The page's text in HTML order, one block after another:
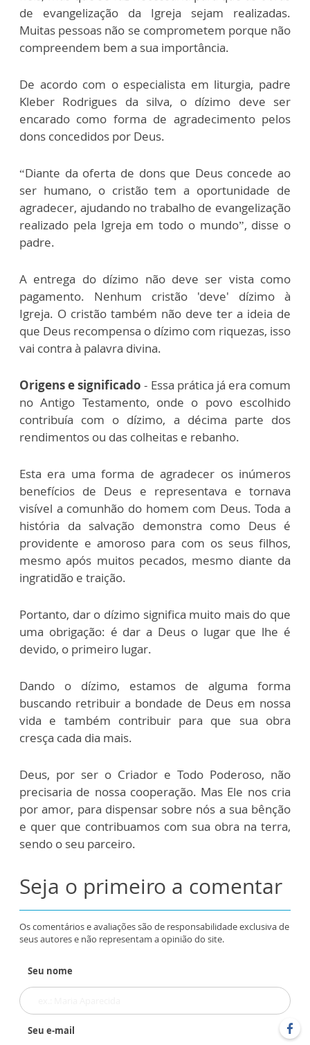
de evangelização da Igreja sejam realizadas.
Muitas pessoas não se comprometem porque não
compreendem bem a sua importância.
De acordo com o especialista em liturgia, padre
Kleber Rodrigues da silva, o dízimo deve ser
encarado como forma de agradecimento pelos
dons concedidos por Deus.
“Diante da oferta de dons que Deus concede ao
ser humano, o cristão tem a oportunidade de
agradecer, ajudando no trabalho de evangelização
realizado pela Igreja em todo o mundo”, disse o
padre.
A entrega do dízimo não deve ser vista como
pagamento. Nenhum cristão 'deve' dízimo à
Igreja. O cristão também não deve ter a ideia de
que Deus recompensa o dízimo com riquezas, isso
vai contra à palavra divina.
Origens e significado - Essa prática já era comum
no Antigo Testamento, onde o povo escolhido
contribuía com o dízimo, a décima parte dos
rendimentos ou das colheitas e rebanho.
Esta era uma forma de agradecer os inúmeros
benefícios de Deus e representava e tornava
visível a comunhão do homem com Deus. Toda a
história da salvação demonstra como Deus é
providente e amoroso para com os seus filhos,
mesmo após muitos pecados, mesmo diante da
ingratidão e traição.
Portanto, dar o dízimo significa muito mais do que
uma obrigação: é dar a Deus o lugar que lhe é
devido, o primeiro lugar.
Dando o dízimo, estamos de alguma forma
buscando retribuir a bondade de Deus em nossa
vida e também contribuir para que sua obra
cresça cada dia mais.
Deus, por ser o Criador e Todo Poderoso, não
precisaria de nossa cooperação. Mas Ele nos cria
por amor, para dispensar sobre nós a sua bênção
e quer que contribuamos com sua obra na terra,
sendo o seu parceiro.
Seja o primeiro a comentar
Os comentários e avaliações são de responsabilidade exclusiva de
seus autores e não representam a opinião do site.
Seu nome
Seu e-mail